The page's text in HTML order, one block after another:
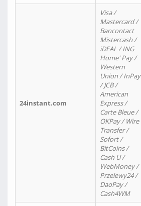
24instant.com
Visa /
Mastercard /
Bancontact
Mistercash /
iDEAL / ING
Home' Pay /
Western
Union / InPay
/ JCB /
American
Express /
Carte Bleue /
OKPay / Wire
Transfer /
Sofort /
BitCoins /
Cash U /
WebMoney /
Przelewy24 /
DaoPay /
Cash4WM